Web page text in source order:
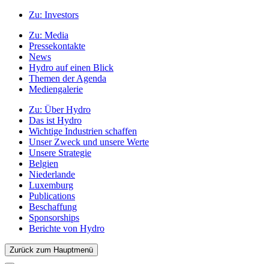
Zu: Investors
Zu: Media
Pressekontakte
News
Hydro auf einen Blick
Themen der Agenda
Mediengalerie
Zu: Über Hydro
Das ist Hydro
Wichtige Industrien schaffen
Unser Zweck und unsere Werte
Unsere Strategie
Belgien
Niederlande
Luxemburg
Publications
Beschaffung
Sponsorships
Berichte von Hydro
Zurück zum Hauptmenü